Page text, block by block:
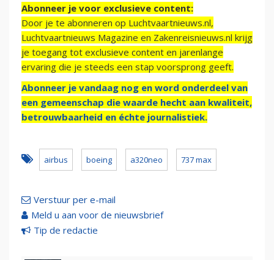
Abonneer je voor exclusieve content:
Door je te abonneren op Luchtvaartnieuws.nl,
Luchtvaartnieuws Magazine en Zakenreisnieuws.nl krijg
je toegang tot exclusieve content en jarenlange
ervaring die je steeds een stap voorsprong geeft.
Abonneer je vandaag nog en word onderdeel van
een gemeenschap die waarde hecht aan kwaliteit,
betrouwbaarheid en échte journalistiek.
airbus boeing a320neo 737 max
Verstuur per e-mail
Meld u aan voor de nieuwsbrief
Tip de redactie